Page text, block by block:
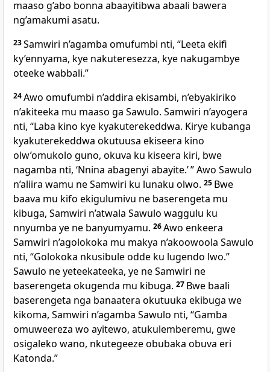
maaso g’abo bonna abaayitibwa abaali bawera
ng’amakumi asatu.
23Samwiri n’agamba omufumbi nti, “Leeta ekifi
ky’ennyama, kye nakuteresezza, kye nakugambye
oteeke wabbali.”
24Awo omufumbi n’addira ekisambi, n’ebyakiriko
n’akiteeka mu maaso ga Sawulo. Samwiri n’ayogera
nti, “Laba kino kye kyakuterekeddwa. Kirye kubanga
kyakuterekeddwa okutuusa ekiseera kino
olw’omukolo guno, okuva ku kiseera kiri, bwe
nagamba nti, ‘Nnina abagenyi abayite.’ ” Awo Sawulo
n’aliira wamu ne Samwiri ku lunaku olwo. 25 Bwe
baava mu kifo ekigulumivu ne baserengeta mu
kibuga, Samwiri n’atwala Sawulo waggulu ku
nnyumba ye ne banyumyamu. 26Awo enkeera
Samwiri n’agolokoka mu makya n’akoowoola Sawulo
nti, “Golokoka nkusibule odde ku lugendo lwo.”
Sawulo ne yeteekateeka, ye ne Samwiri ne
baserengeta okugenda mu kibuga. 27 Bwe baali
baserengeta nga banaatera okutuuka ekibuga we
kikoma, Samwiri n’agamba Sawulo nti, “Gamba
omuweereza wo ayitewo, atukulemberemu, gwe
osigaleko wano, nkutegeeze obubaka obuva eri
Katonda.”